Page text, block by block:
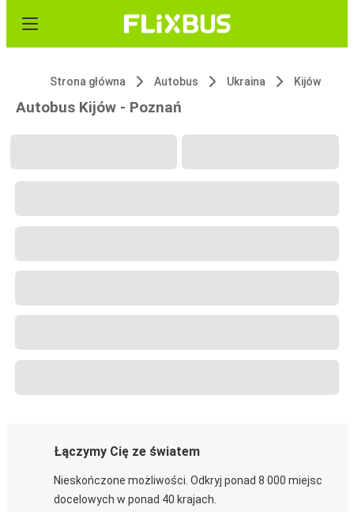
Strona główna Autobus Ukraina Kijów
Autobus Kijów - Poznań
Łączymy Cię ze światem
Nieskończone możliwości. Odkryj ponad 8 000 miejsc
docelowych w ponad 40 krajach.